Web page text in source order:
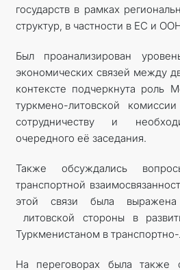
государств в рамках
структур, в частности в ЕС и
Был проанализирован
экономических связей между
контексте подчеркнута роль
туркмено-литовской
сотрудничеству и
очередного её заседания.
Также обсуждались
транспортной
этой связи была выражена
литовской стороны в
Туркменистаном в
На переговорах была также